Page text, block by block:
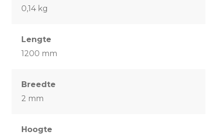
0,14 kg
Lengte
1200 mm
Breedte
2 mm
Hoogte